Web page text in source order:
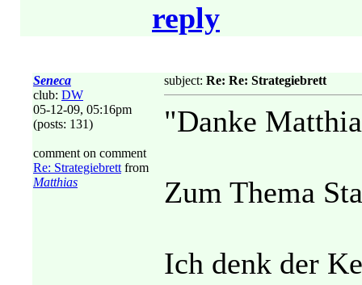
reply
Seneca
club: DW
05-12-09, 05:16pm
(posts: 131)
comment on comment
Re: Strategiebrett from
Matthias
subject: Re: Re: Strategiebrett
"Danke
Zum Thema
Ich denk der